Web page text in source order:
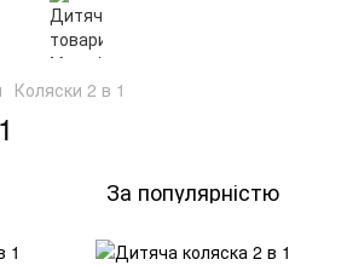
Коляски 2 в 1
За популярністю